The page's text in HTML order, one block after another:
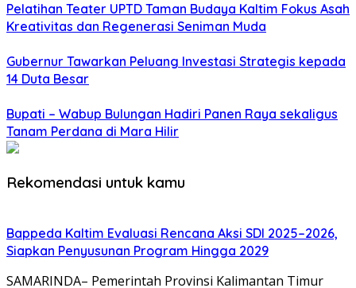
Pelatihan Teater UPTD Taman Budaya Kaltim Fokus Asah
Kreativitas dan Regenerasi Seniman Muda
Gubernur Tawarkan Peluang Investasi Strategis kepada
14 Duta Besar
Bupati – Wabup Bulungan Hadiri Panen Raya sekaligus
Tanam Perdana di Mara Hilir
Rekomendasi untuk kamu
Bappeda Kaltim Evaluasi Rencana Aksi SDI 2025–2026,
Siapkan Penyusunan Program Hingga 2029
SAMARINDA– Pemerintah Provinsi Kalimantan Timur